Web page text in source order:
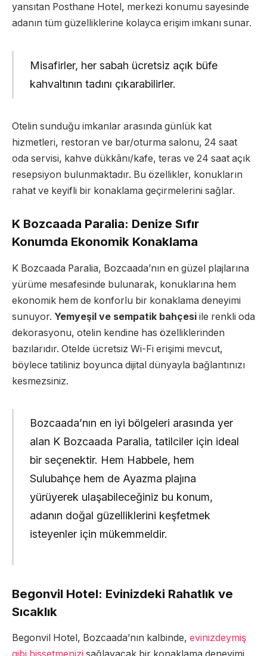
yansıtan Posthane Hotel, merkezi konumu sayesinde
adanın tüm güzelliklerine kolayca erişim imkanı sunar.
Misafirler, her sabah ücretsiz açık büfe
kahvaltının tadını çıkarabilirler.
Otelin sunduğu imkanlar arasında günlük kat
hizmetleri, restoran ve bar/oturma salonu, 24 saat
oda servisi, kahve dükkânı/kafe, teras ve 24 saat açık
resepsiyon bulunmaktadır. Bu özellikler, konukların
rahat ve keyifli bir konaklama geçirmelerini sağlar.
K Bozcaada Paralia: Denize Sıfır
Konumda Ekonomik Konaklama
K Bozcaada Paralia, Bozcaada’nın en güzel plajlarına
yürüme mesafesinde bulunarak, konuklarına hem
ekonomik hem de konforlu bir konaklama deneyimi
sunuyor. Yemyeşil ve sempatik bahçesi ile renkli oda
dekorasyonu, otelin kendine has özelliklerinden
bazılarıdır. Otelde ücretsiz Wi-Fi erişimi mevcut,
böylece tatiliniz boyunca dijital dünyayla bağlantınızı
kesmezsiniz.
Bozcaada’nın en iyi bölgeleri arasında yer
alan K Bozcaada Paralia, tatilciler için ideal
bir seçenektir. Hem Habbele, hem
Sulubahçe hem de Ayazma plajına
yürüyerek ulaşabileceğiniz bu konum,
adanın doğal güzelliklerini keşfetmek
isteyenler için mükemmeldir.
Begonvil Hotel: Evinizdeki Rahatlık ve
Sıcaklık
Begonvil Hotel, Bozcaada’nın kalbinde, evinizdeymiş